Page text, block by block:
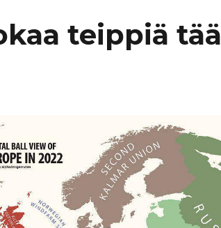
teippiä tää